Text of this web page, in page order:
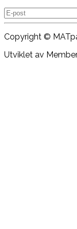
Copyright ©
Utviklet av